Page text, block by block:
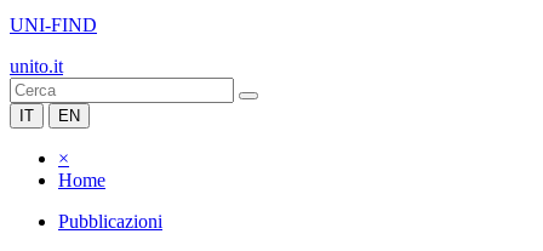
UNI-FIND
unito.it
IT EN
×
Home
Pubblicazioni